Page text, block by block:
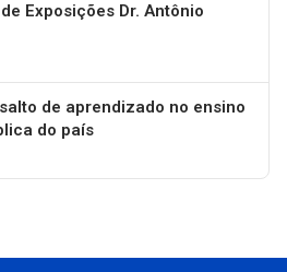
Exposições Dr. Antônio
de aprendizado no ensino
do país